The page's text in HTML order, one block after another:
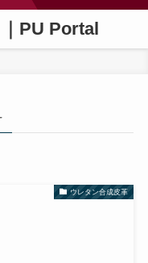
PU Portal
ウレタン合成皮革